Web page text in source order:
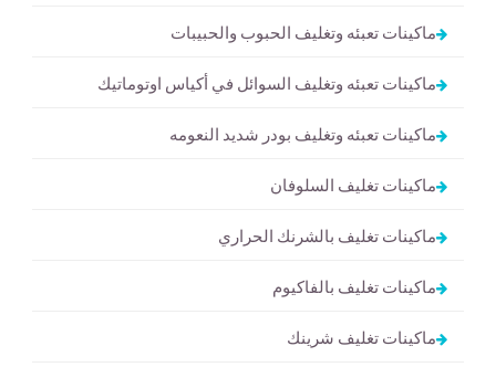
ماكينات تعبئه وتغليف الحبوب والحبيبات
ماكينات تعبئه وتغليف السوائل في أكياس اوتوماتيك
ماكينات تعبئه وتغليف بودر شديد النعومه
ماكينات تغليف السلوفان
ماكينات تغليف بالشرنك الحراري
ماكينات تغليف بالفاكيوم
ماكينات تغليف شرينك